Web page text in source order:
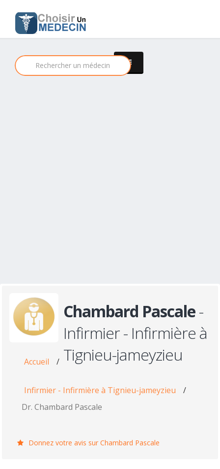
Chambard Pascale-
Infirmier - Infirmière à
Tignieu-jameyzieu
Accueil /
Infirmier - Infirmière à Tignieu-jameyzieu
/
Dr. Chambard Pascale
Donnez votre avis sur Chambard Pascale